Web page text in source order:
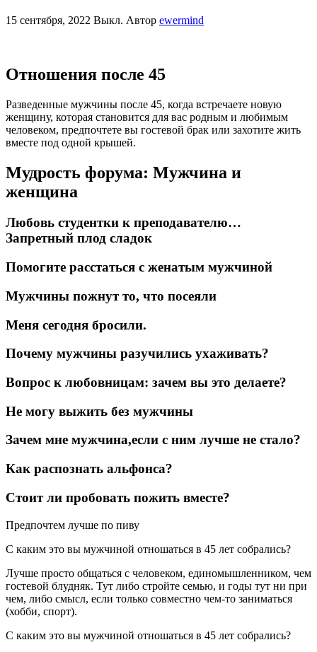
15 сентября, 2022 Выкл. Автор ewermind
Отношения после 45
Разведенные мужчины после 45, когда встречаете новую
женщину, которая становится для вас родным и любимым
человеком, предпочтете вы гостевой брак или захотите жить
вместе под одной крышей.
Мудрость форума: Мужчина и
женщина
Любовь студентки к преподавателю…
Запретный плод сладок
Помогите расстаться с женатым мужчиной
Мужчины пожнут то, что посеяли
Меня сегодня бросили.
Почему мужчины разучились ухаживать?
Вопрос к любовницам: зачем вы это делаете?
Не могу выжить без мужчины
Зачем мне мужчина,если с ним лучше не стало?
Как распознать альфонса?
Стоит ли пробовать пожить вместе?
Предпочтем лучше по пиву
С каким это вы мужчиной отношаться в 45 лет собрались?
Лучше просто общаться с человеком, единомышленником, чем
гостевой блудняк. Тут либо стройте семью, и годы тут ни при
чем, либо смысл, если только совместно чем-то заниматься
(хобби, спорт).
С каким это вы мужчиной отношаться в 45 лет собрались?